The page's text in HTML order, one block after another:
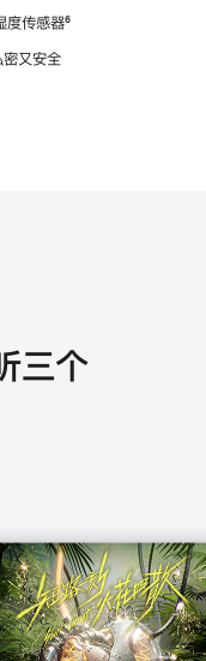
度传感器脚
⁶
密又安全
三个